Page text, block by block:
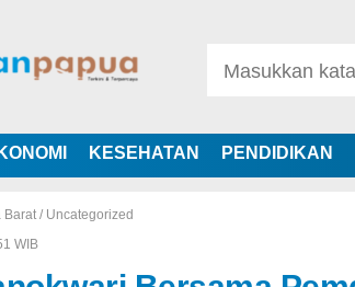
KESEHATAN PENDIDIKAN
Barat/ Uncategorized
WIB